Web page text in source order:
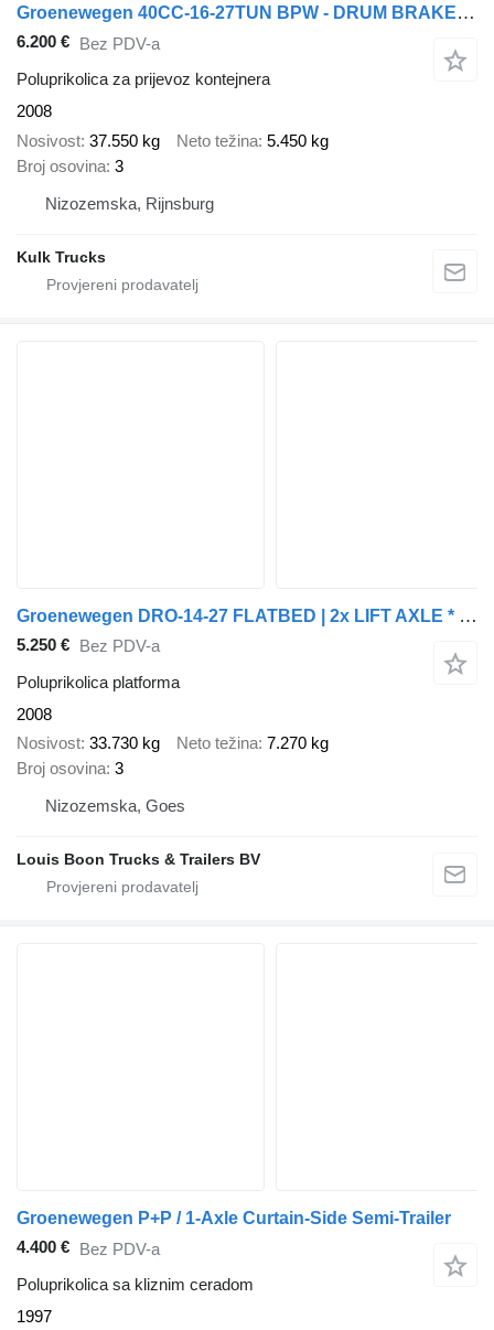
Groenewegen 40CC-16-27TUN BPW - DRUM BRAKES - 1x20 x20 1x40 1x40HC - LIFT AX
6.200 € Bez PDV-a
Poluprikolica za prijevoz kontejnera
2008
Nosivost 37.550 kg Neto težina 5.450 kg
Broj osovina 3
Nizozemska, Rijnsburg
Kulk Trucks
Groenewegen DRO-14-27 FLATBED | 2x LIFT AXLE * HARDWOOD FLOOR * NL TRAILER *
5.250 € Bez PDV-a
Poluprikolica platforma
2008
Nosivost 33.730 kg Neto težina 7.270 kg
Broj osovina 3
Nizozemska, Goes
Louis Boon Trucks & Trailers BV
Groenewegen P+P / 1‑Axle Curtain‑Side Semi‑Trailer
4.400 € Bez PDV-a
Poluprikolica sa kliznim ceradom
1997